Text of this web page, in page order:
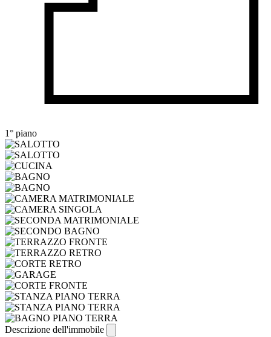
1° piano
Descrizione dell'immobile